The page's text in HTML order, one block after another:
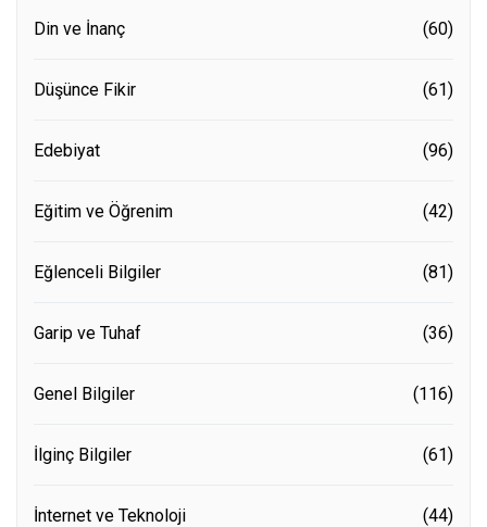
Din ve İnanç (60)
Düşünce Fikir (61)
Edebiyat (96)
Eğitim ve Öğrenim (42)
Eğlenceli Bilgiler (81)
Garip ve Tuhaf (36)
Genel Bilgiler (116)
İlginç Bilgiler (61)
İnternet ve Teknoloji (44)